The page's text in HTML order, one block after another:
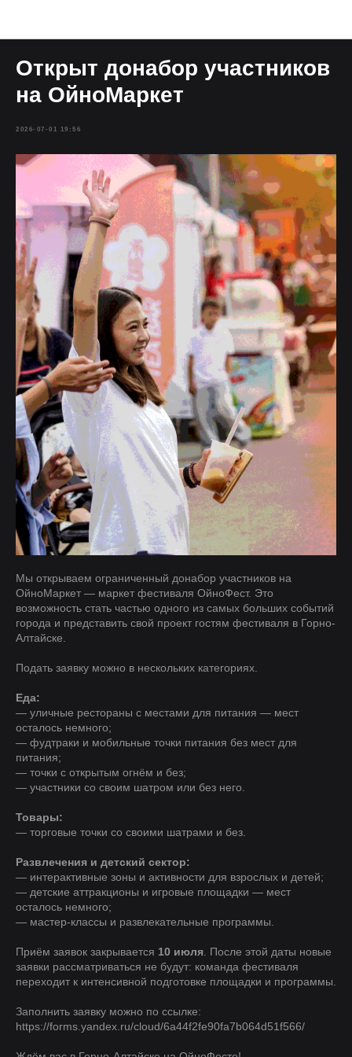
Открыт донабор участников
на ОйноМаркет
2026-07-01 19:56
Мы открываем ограниченный донабор участников на
ОйноМаркет — маркет фестиваля ОйноФест. Это
возможность стать частью одного из самых больших событий
города и представить свой проект гостям фестиваля в Горно-
Алтайске.
Подать заявку можно в нескольких категориях.
Еда:
— уличные рестораны с местами для питания — мест
осталось немного;
— фудтраки и мобильные точки питания без мест для
питания;
— точки с открытым огнём и без;
— участники со своим шатром или без него.
Товары:
— торговые точки со своими шатрами и без.
Развлечения и детский сектор:
— интерактивные зоны и активности для взрослых и детей;
— детские аттракционы и игровые площадки — мест
осталось немного;
— мастер-классы и развлекательные программы.
Приём заявок закрывается 10 июля . После этой даты новые
заявки рассматриваться не будут: команда фестиваля
переходит к интенсивной подготовке площадки и программы.
Заполнить заявку можно по ссылке:
https://forms.yandex.ru/cloud/6a44f2fe90fa7b064d51f566/